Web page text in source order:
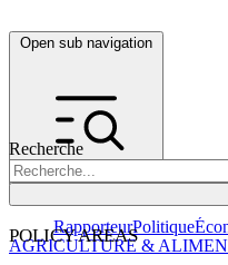
Open sub navigation
Recherche
POLICY AREAS
RapporteurPolitique
AGRICULTURE &